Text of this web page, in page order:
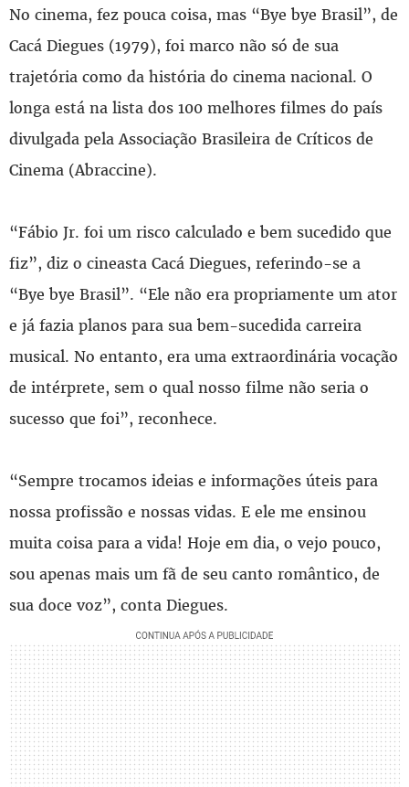
No cinema, fez pouca coisa, mas “Bye bye Brasil”, de
Cacá Diegues (1979), foi marco não só de sua
trajetória como da história do cinema nacional. O
longa está na lista dos 100 melhores filmes do país
divulgada pela Associação Brasileira de Críticos de
Cinema (Abraccine).
“Fábio Jr. foi um risco calculado e bem sucedido que
fiz”, diz o cineasta Cacá Diegues, referindo-se a
“Bye bye Brasil”. “Ele não era propriamente um ator
e já fazia planos para sua bem-sucedida carreira
musical. No entanto, era uma extraordinária vocação
de intérprete, sem o qual nosso filme não seria o
sucesso que foi”, reconhece.
“Sempre trocamos ideias e informações úteis para
nossa profissão e nossas vidas. E ele me ensinou
muita coisa para a vida! Hoje em dia, o vejo pouco,
sou apenas mais um fã de seu canto romântico, de
sua doce voz”, conta Diegues.